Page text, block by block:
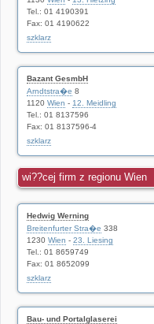
Tel.: 01 4190391
Fax: 01 4190622
szklarz
Bazant GesmbH
Arndtstra�e 8
1120 Wien - 12. Meidling
Tel.: 01 8137596
Fax: 01 8137596-4
szklarz
wi??cej firm z regionu Wien
Hedwig Werning
Breitenfurter Stra�e 338
1230 Wien - 23. Liesing
Tel.: 01 8659749
Fax: 01 8652099
szklarz
Bau- und Portalglaserei